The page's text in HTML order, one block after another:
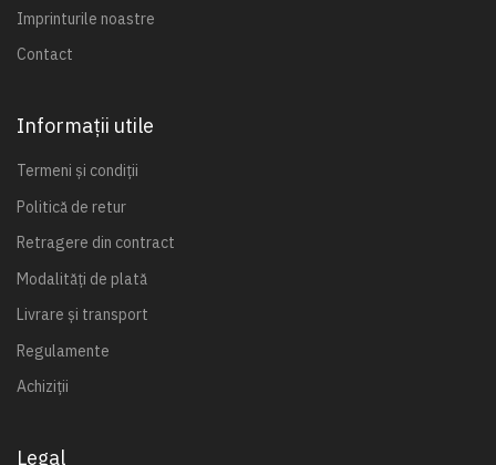
Imprinturile noastre
Contact
Informații utile
Termeni și condiții
Politică de retur
Retragere din contract
Modalități de plată
Livrare și transport
Regulamente
Achiziții
Legal